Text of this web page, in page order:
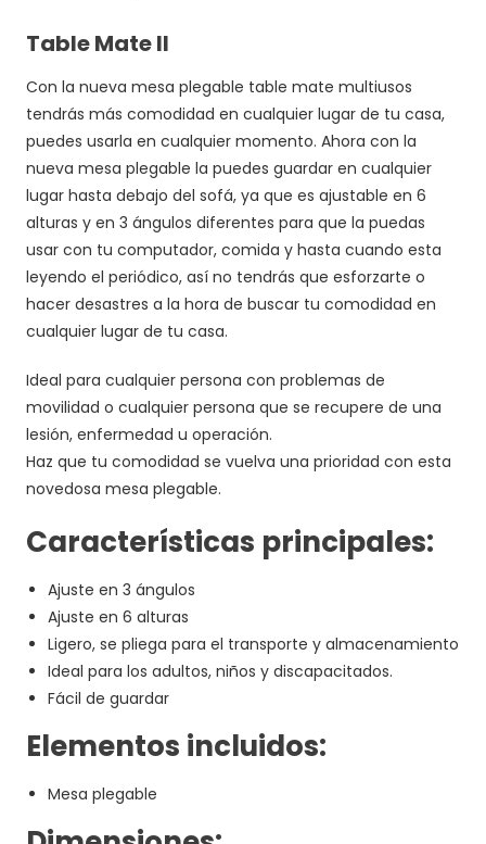
Table Mate II
Con la nueva mesa plegable table mate multiusos
tendrás más comodidad en cualquier lugar de tu casa,
puedes usarla en cualquier momento. Ahora con la
nueva mesa plegable la puedes guardar en cualquier
lugar hasta debajo del sofá, ya que es ajustable en 6
alturas y en 3 ángulos diferentes para que la puedas
usar con tu computador, comida y hasta cuando esta
leyendo el periódico, así no tendrás que esforzarte o
hacer desastres a la hora de buscar tu comodidad en
cualquier lugar de tu casa.
Ideal para cualquier persona con problemas de
movilidad o cualquier persona que se recupere de una
lesión, enfermedad u operación.
Haz que tu comodidad se vuelva una prioridad con esta
novedosa mesa plegable.
Características principales:
Ajuste en 3 ángulos
Ajuste en 6 alturas
Ligero, se pliega para el transporte y almacenamiento
Ideal para los adultos, niños y discapacitados.
Fácil de guardar
Elementos incluidos:
Mesa plegable